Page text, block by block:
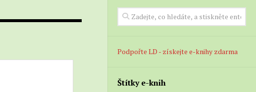
Stahování
Podpořte LD - získejte e-knihy zdarma
Štítky e-knih